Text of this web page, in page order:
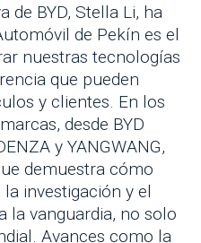
de BYD, Stella Li, ha
de Pekín es el
nuestras tecnologías
que pueden
y clientes. En los
desde BYD
y YANGWANG,
demuestra cómo
investigación y el
la vanguardia, no solo
Avances como la